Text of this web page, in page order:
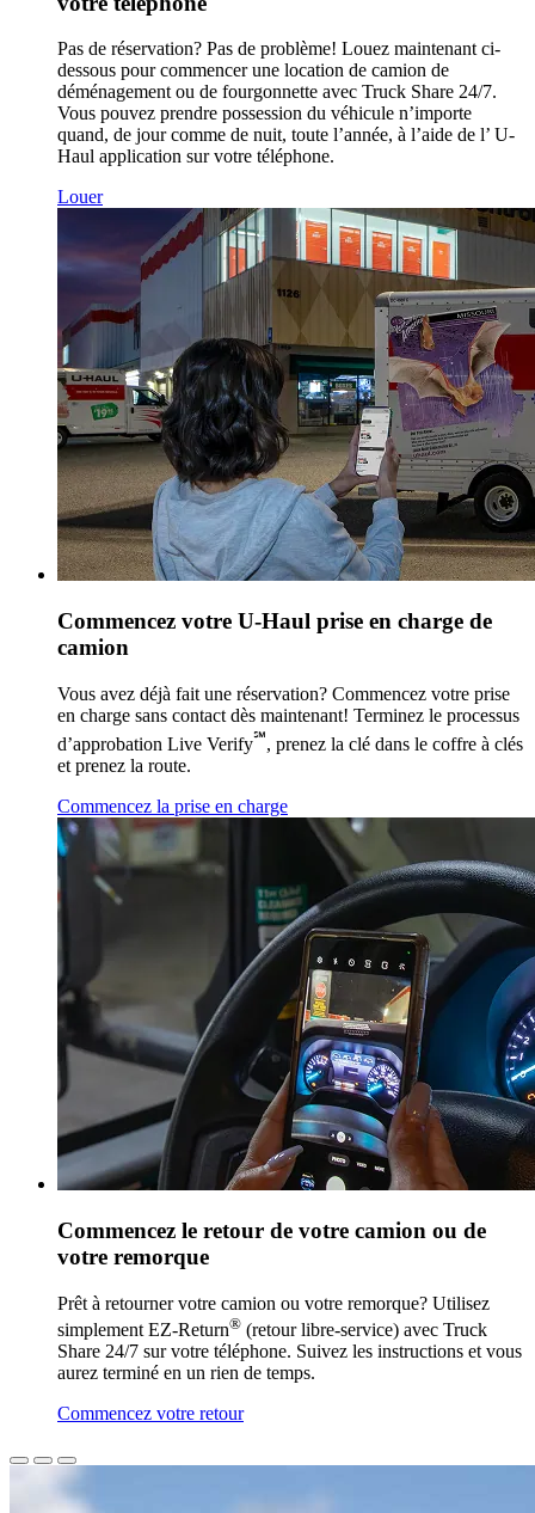
Pas de réservation? Pas de problème! Louez maintenant ci-
dessous pour commencer une location de camion de
déménagement ou de fourgonnette avec Truck Share 24/7.
Vous pouvez prendre possession du véhicule n’importe
quand, de jour comme de nuit, toute l’année, à l’aide de l’ U-
Haul application sur votre téléphone.
Louer
Commencez votre U-Haul prise en charge de
camion
Vous avez déjà fait une réservation? Commencez votre prise
en charge sans contact dès maintenant! Terminez le processus
d’approbation Live Verify℠, prenez la clé dans le coffre à clés
et prenez la route.
Commencez la prise en charge
Commencez le retour de votre camion ou de
votre remorque
Prêt à retourner votre camion ou votre remorque? Utilisez
simplement EZ-Return® (retour libre-service) avec Truck
Share 24/7 sur votre téléphone. Suivez les instructions et vous
aurez terminé en un rien de temps.
Commencez votre retour